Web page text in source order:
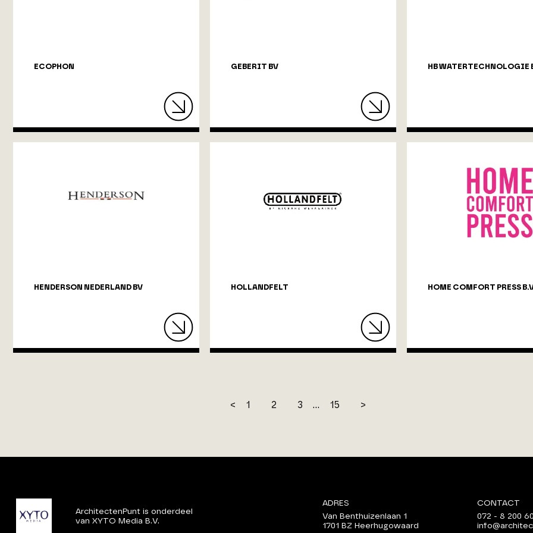
ECOPHON GEBERIT BV HB WATERTECHNOLOGIE
HENDERSON NEDERLAND BV HOLLANDFELT HOME COMFORT PRESS
< 1 2 3 ... 15 >
ArchitectenPunt is onderdeel
van XYTO Media B.V.
ADRES
Van Benthuizenlaan 1
1701 BZ Heerhugowaard
CONTACT
072 - 8 200